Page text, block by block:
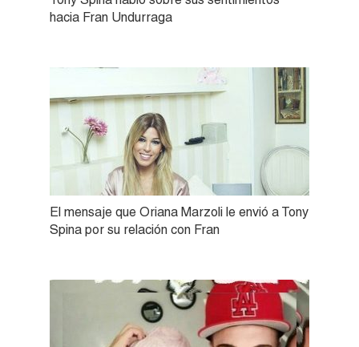
hacia Fran Undurraga
El mensaje que Oriana Marzoli le envió a Tony
Spina por su relación con Fran